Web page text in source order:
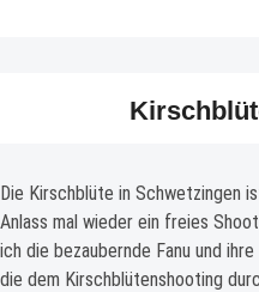
Die Kirschblüte in Schwetzingen
Anlass mal wieder ein freies
ich die bezaubernde Fanu und
die dem Kirschblütenshooting